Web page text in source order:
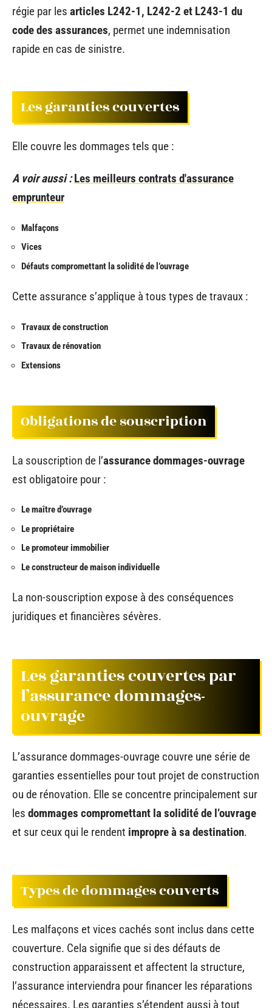
régie par les articles L242-1, L242-2 et L243-1 du
code des assurances, permet une indemnisation
rapide en cas de sinistre.
Les garanties couvertes
Elle couvre les dommages tels que :
A voir aussi : Les meilleurs contrats d'assurance
emprunteur
Malfaçons
Vices
Défauts compromettant la solidité de l’ouvrage
Cette assurance s’applique à tous types de travaux :
Travaux de construction
Travaux de rénovation
Extensions
Obligations de souscription
La souscription de l’assurance dommages-ouvrage
est obligatoire pour :
Le maître d’ouvrage
Le propriétaire
Le promoteur immobilier
Le constructeur de maison individuelle
La non-souscription expose à des conséquences
juridiques et financières sévères.
Les garanties couvertes par
l’assurance dommages-
ouvrage
L’assurance dommages-ouvrage couvre une série de
garanties essentielles pour tout projet de construction
ou de rénovation. Elle se concentre principalement sur
les dommages compromettant la solidité de l’ouvrage
et sur ceux qui le rendent impropre à sa destination.
Types de dommages couverts
Les malfaçons et vices cachés sont inclus dans cette
couverture. Cela signifie que si des défauts de
construction apparaissent et affectent la structure,
l’assurance interviendra pour financer les réparations
nécessaires. Les garanties s’étendent aussi à tout